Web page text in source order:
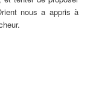
nous a appris à